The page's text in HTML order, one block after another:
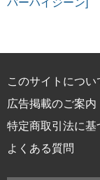
このサイトについ
広告掲載のご案内
特定商取引法に基
よくある質問